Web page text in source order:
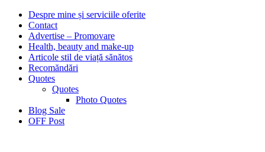
Despre mine și serviciile oferite
Contact
Advertise – Promovare
Health, beauty and make-up
Articole stil de viață sănătos
Recomăndări
Quotes
Quotes
Photo Quotes
Blog Sale
OFF Post